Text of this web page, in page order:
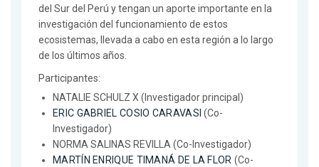
del Sur del Perú y tengan un aporte importante en la
investigación del funcionamiento de estos
ecosistemas, llevada a cabo en esta región a lo largo
de los últimos años.
Participantes:
NATALIE SCHULZ X (Investigador principal)
ERIC GABRIEL COSIO CARAVASI (Co-
Investigador)
NORMA SALINAS REVILLA (Co-Investigador)
MARTÍN ENRIQUE TIMANÁ DE LA FLOR (Co-